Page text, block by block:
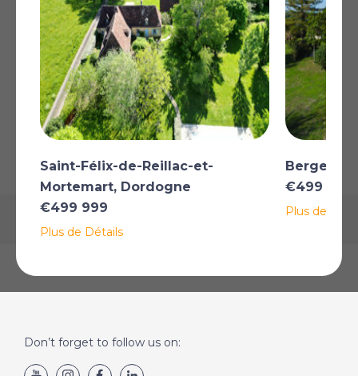
garantir leur exactitude, des erreurs ou des inexactitudes peuvent
subsister. La version originale de l'annonce fait foi.
AFFICHER SUR LA CARTE
Saint-Félix-de-Reillac-et-
Mortemart, Dordogne
€499 999
Plus de Détails
Bergerac,
€499 999
Plus de
Don’t forget to follow us on: